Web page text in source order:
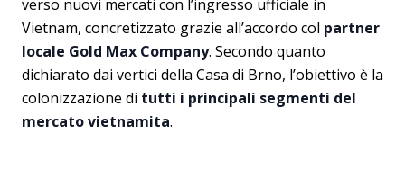
verso nuovi mercati con l’ingresso ufficiale in
Vietnam, concretizzato grazie all’accordo col partner
locale Gold Max Company. Secondo quanto
dichiarato dai vertici della Casa di Brno, l’obiettivo è la
colonizzazione di tutti i principali segmenti del
mercato vietnamita.